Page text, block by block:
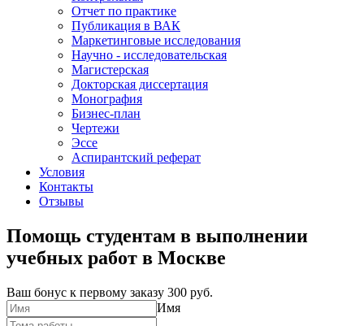
Отчет по практике
Публикация в ВАК
Маркетинговые исследования
Научно - исследовательская
Магистерская
Докторская диссертация
Монография
Бизнес-план
Чертежи
Эссе
Аспирантский реферат
Условия
Контакты
Отзывы
Помощь студентам в выполнении
учебных работ в Москве
Ваш бонус к первому заказу 300 руб.
Имя